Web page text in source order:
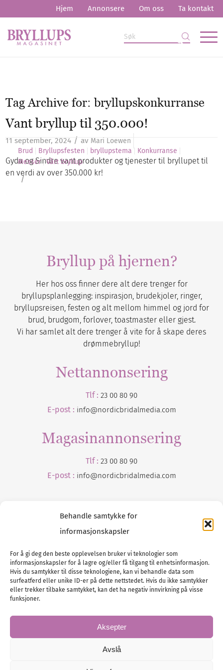
Behandle samtykke for
informasjonskapsler
For å gi deg den beste opplevelsen bruker vi teknologier som
informasjonskapsler for å lagre og/eller få tilgang til enhetsinformasjon.
Hvis du samtykker til disse teknologiene, kan vi behandle data som
surfeatferd eller unike ID-er på dette nettstedet. Hvis du ikke samtykker
eller trekker tilbake samtykket, kan det ha negativ innvirkning på visse
funksjoner.
Aksepter
Avslå
Hjem Annonsere Om oss Ta kontakt
Tag Archive for:bryllupskonkurranse
Vant bryllup til 350.000!
11 september, 2024 / av Mari Loewen
Gyda og Sindre vant produkter og tjenester til bryllupet til
en verdi av over 350.000 kr!
Brud Bryllupsfesten bryllupstema
Konkurranse
Messer
Vårt bryllup
/
Bryllup på hjernen?
Her hos oss finner dere alt dere trenger for
bryllupsplanlegging: inspirasjon, brudekjoler, ringer,
bryllupsreisen, festen og alt mellom himmel og jord for
brud, brudgom, forlover, toastmaster eller gjest.
Vi har samlet alt dere trenger å vite for å skape deres
drømmebryllup!
Nettannonsering
Tlf : 23 00 80 90
E-post : info@nordicbridalmedia.com
Magasinannonsering
Tlf : 23 00 80 90
E-post : info@nordicbridalmedia.com
Tlf :23 00 80 90
E-post :info@ nordicbridalmedia.com